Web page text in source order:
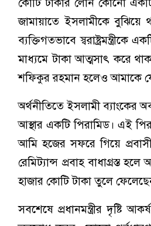
জামায়াতে ইসলামীকে বুঝিয়ে
ব্যক্তিগতভাবে
মাধ্যমে টাকা আত্মসাৎ করে
শফিকুর রহমান হলেও আমাকে
অর্থনীতিতে ইসলামী ব্যাংকের
আস্থার একটি পিরামিড। এই
আমি হজের সফরে গিয়ে
রেমিট্যান্স প্রবাহ বাধাগ্রস্ত
হাজার কোটি টাকা তুলে
সবশেষে প্রধানমন্ত্রীর দৃষ্টি